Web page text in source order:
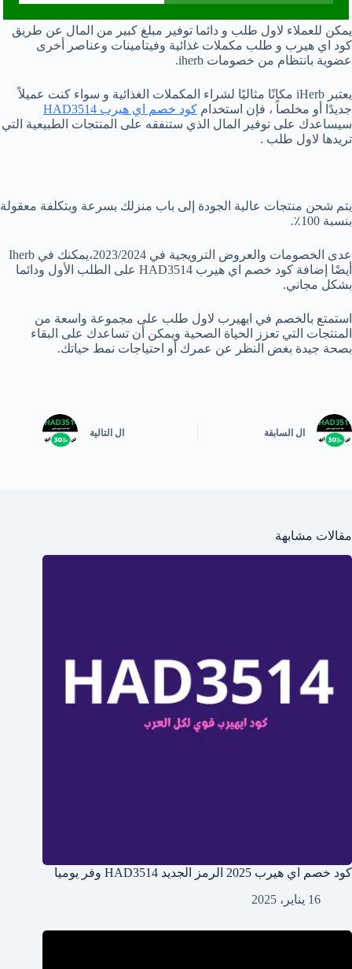
يمكن للعملاء لاول طلب و دائما توفير مبلغ كبير من المال عن طريق
كود اي هيرب و طلب مكملات غذائية وفيتامينات وعناصر أخرى
عضوية بانتظام من خصومات iherb.
يعتبر iHerb مكانًا مثاليًا لشراء المكملات الغذائية و سواء كنت عميلاً
جديدًا أو مخلصاً ، فإن استخدام كود خصم اي هيرب HAD3514
سيساعدك على توفير المال الذي ستنفقه على المنتجات الطبيعية التي
تريدها لاول طلب .
يتم شحن منتجات عالية الجودة إلى باب منزلك بسرعة وبتكلفة معقولة
بنسبة 100٪.
عدى الخصومات والعروض الترويجية في 2023/2024،يمكنك في Iherb
أيضًا إضافة كود خصم اي هيرب HAD3514 على الطلب الأول ودائما
بشكل مجاني.
استمتع بالخصم في ايهيرب لاول طلب على مجموعة واسعة من
المنتجات التي تعزز الحياة الصحية ويمكن أن تساعدك على البقاء
بصحة جيدة بغض النظر عن عمرك أو احتياجات نمط حياتك.
ال السابقة ال التالية
مقالات مشابهة
كود خصم اي هيرب 2025 الرمز الجديد HAD3514 وفر يوميا
16 يناير، 2025